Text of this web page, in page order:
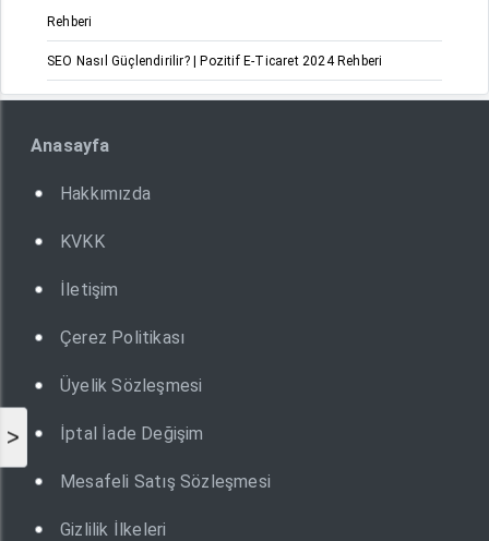
>
Rehberi
SEO Nasıl Güçlendirilir? | Pozitif E-Ticaret 2024 Rehberi
Anasayfa
Hakkımızda
KVKK
İletişim
Çerez Politikası
Üyelik Sözleşmesi
İptal İade Değişim
Mesafeli Satış Sözleşmesi
Gizlilik İlkeleri